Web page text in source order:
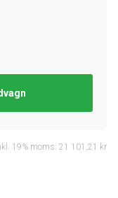
19% moms: 21 101,21 kr